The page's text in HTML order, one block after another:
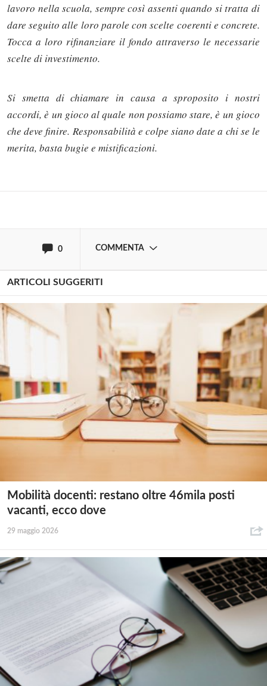
lavoro nella scuola, sempre così assenti quando si tratta di
dare seguito alle loro parole con scelte coerenti e concrete.
Tocca a loro rifinanziare il fondo attraverso le necessarie
scelte di investimento.
Si smetta di chiamare in causa a sproposito i nostri
accordi, è un gioco al quale non possiamo stare, è un gioco
che deve finire. Responsabilità e colpe siano date a chi se le
merita, basta bugie e mistificazioni.
0 COMMENTA
Solo gli utenti registrati possono
commentare!
ARTICOLI SUGGERITI
Mobilità docenti: restano oltre 46mila posti
vacanti, ecco dove
29 maggio 2026